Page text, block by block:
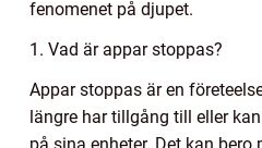
fenomenet på djupet.
1. Vad är appar stoppas?
Appar stoppas är en
längre har tillgång till eller